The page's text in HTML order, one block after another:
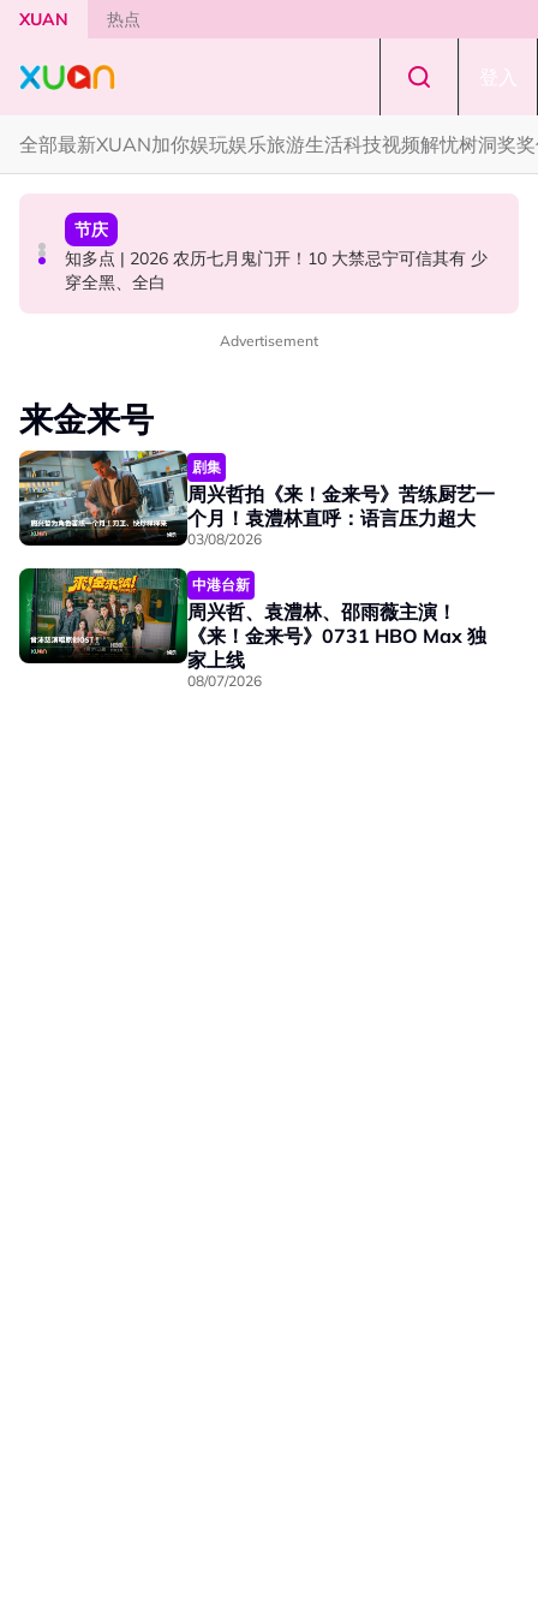
Skip to main content
XUAN 热点
登入
全部最新XUAN加你娱玩娱乐旅游生活科技视频解忧树洞奖
国际星闻
YG大楼遭女粉持高尔夫球杆猛砸！BLACKPINK 10周年最
新进展曝光！
中港台新
Jaclyn Victor现身《歌手2026》现场！遭粉丝野生捕获要
求合照！
节庆
知多点 | 2026 农历七月鬼门开！10 大禁忌宁可信其有 少
穿全黑、全白
Advertisement
来金来号
剧集
周兴哲拍《来！金来号》苦练厨艺一
个月！袁澧林直呼：语言压力超大
03/08/2026
中港台新
周兴哲、袁澧林、邵雨薇主演！
《来！金来号》0731 HBO Max 独
家上线
08/07/2026